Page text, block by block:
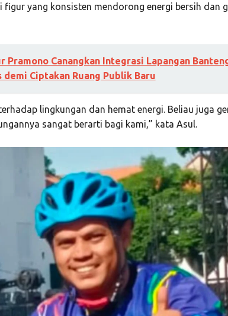
figur yang konsisten mendorong energi bersih dan
Pramono Canangkan Integrasi Lapangan
demi Ciptakan Ruang Publik Baru
lingkungan dan hemat energi. Beliau juga
sangat berarti bagi kami,” kata Asul.